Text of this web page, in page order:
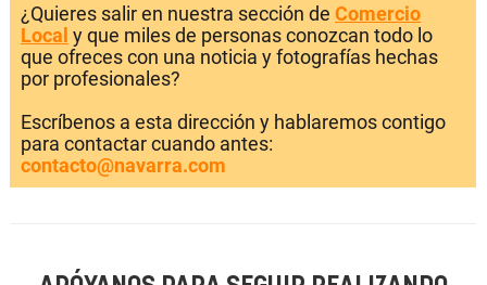
¿Quieres salir en nuestra sección de Comercio
Local y que miles de personas conozcan todo lo
que ofreces con una noticia y fotografías hechas
por profesionales?
Escríbenos a esta dirección y hablaremos contigo
para contactar cuando antes:
contacto@navarra.com